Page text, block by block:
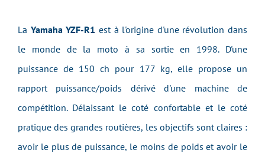
La Yamaha YZF-R1 est à l'origine d'une révolution dans
le monde de la moto à sa sortie en 1998. D'une
puissance de 150 ch pour 177 kg, elle propose un
rapport puissance/poids dérivé d'une machine de
compétition. Délaissant le coté confortable et le coté
pratique des grandes routières, les objectifs sont claires :
avoir le plus de puissance, le moins de poids et avoir le